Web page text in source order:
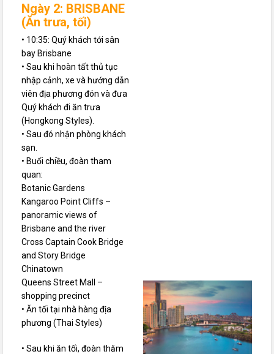
Ngày 2: BRISBANE
(Ăn trưa, tối)
• 10:35: Quý khách tới sân
bay Brisbane
• Sau khi hoàn tất thủ tục
nhập cảnh, xe và hướng dẫn
viên địa phương đón và đưa
Quý khách đi ăn trưa
(Hongkong Styles).
• Sau đó nhận phòng khách
sạn.
• Buổi chiều, đoàn tham
quan:
Botanic Gardens
Kangaroo Point Cliffs –
panoramic views of
Brisbane and the river
Cross Captain Cook Bridge
and Story Bridge
Chinatown
Queens Street Mall –
shopping precinct
• Ăn tối tại nhà hàng địa
phương (Thai Styles)
• Sau khi ăn tối, đoàn thăm